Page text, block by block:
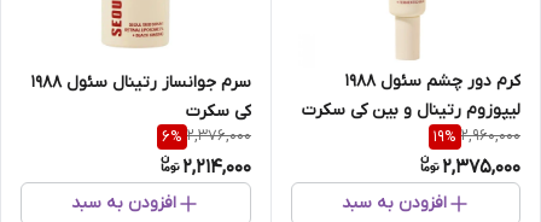
کرم دور چشم سئول 1988
لیپوزوم رتینال و بین کی سکرت
2,960,000
19%
2,375,000
افزودن به سبد
سرم جوانساز رتینال سئول 1988
کی سکرت
2,376,000
6%
2,214,000
افزودن به سبد